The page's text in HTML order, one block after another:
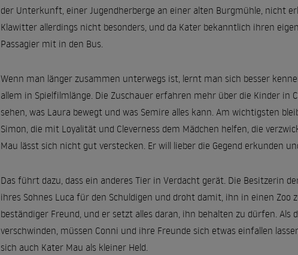
der Unterkunft, einer Jugendherberge an einer alten Burgmühle, nicht
Klawitter allerdings nicht besonders, und da Kater bekanntlich ihren
Passagier mit in den Bus.
Wenn man länger zusammen unterwegs ist, lernt man sich besser
allem in Spielfilmlänge. Die Zuschauer erfahren mehr über die Kinder in
sehen, was Laura bewegt und was Semire alles kann. Am wichtigsten
Simon, die mit Loyalität und Cleverness dem Mädchen helfen, die
Mau lässt sich nicht gut verstecken. Er will lieber die Gegend erkunden
Das führt dazu, dass ein anderes Tier in Verdacht gerät. Die Besitzerin
ihres Sohnes Luca für den Schuldigen und droht damit, ihn in einen Zoo
beständiger Freund, und er setzt alles daran, ihn behalten zu dürfen. Als
verschwinden, müssen Conni und ihre Freunde sich etwas einfallen
sich auch Kater Mau als kleiner Held.